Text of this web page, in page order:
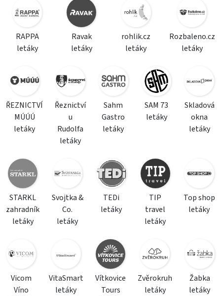
RAPPA
letáky
Ravak
letáky
rohlik.cz
letáky
Rozbaleno.cz
letáky
ŘEZNICTVÍ
MÚÚÚ
letáky
Řeznictví
u
Rudolfa
letáky
Sahm
Gastro
letáky
SAM 73
letáky
Skladová
okna
letáky
STARKL
zahradník
letáky
Svojtka &
Co.
letáky
TEDi
letáky
TIP
travel
letáky
Top shop
letáky
Vicom
Víno
VitaSmart
letáky
Vítkovice
Tours
Zvěrokruh
letáky
Žabka
letáky